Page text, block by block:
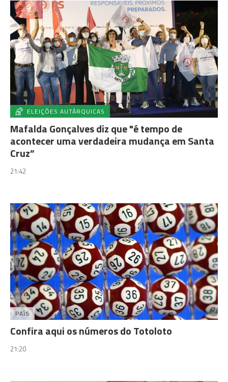
ELEIÇÕES AUTÁRQUICAS
Mafalda Gonçalves diz que "é tempo de
acontecer uma verdadeira mudança em Santa
Cruz”
21:42
PAÍS
Confira aqui os números do Totoloto
21:20